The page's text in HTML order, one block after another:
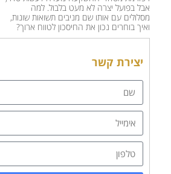
אבל בפועל יצרה לא מעט בלבול. למה
מסלולים עם אותו שם מניבים תשואות שונות,
ואיך בוחרים נכון את החיסכון לטווח ארוך?
יצירת קשר